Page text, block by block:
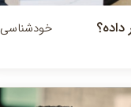
داده؟ خودشناسی